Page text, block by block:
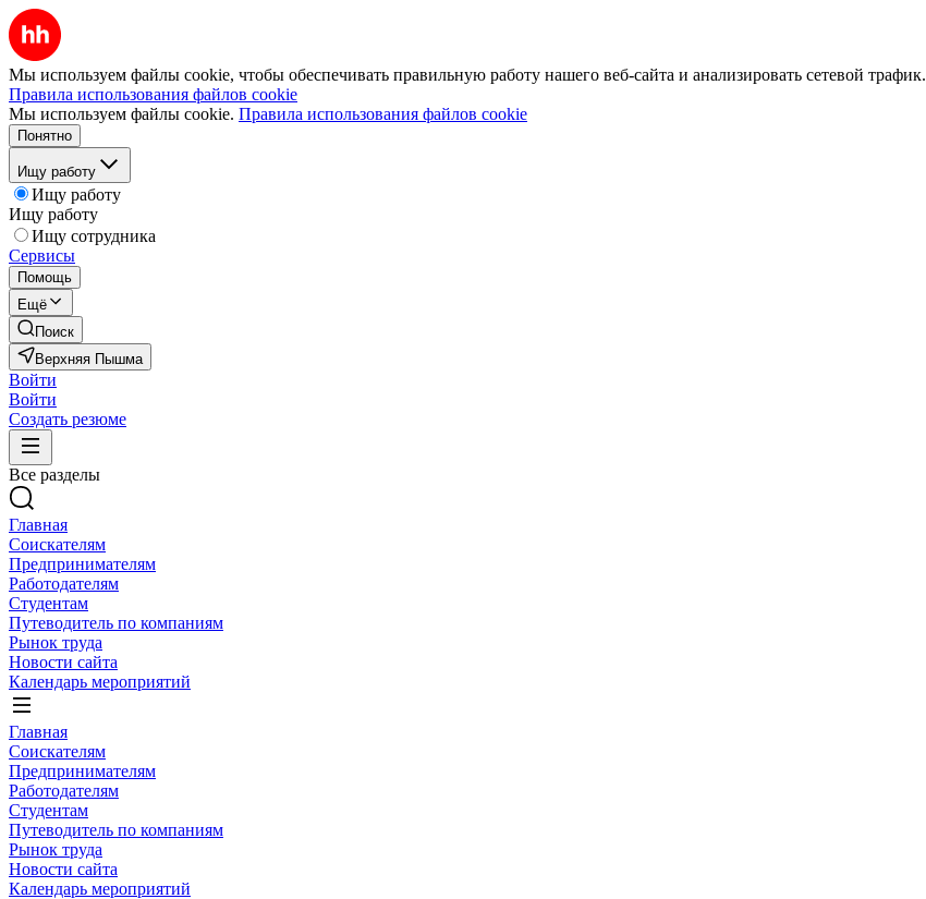
Мы используем файлы cookie, чтобы обеспечивать правильную работу нашего веб-сайта и анализировать сетевой трафик.
Правила использования файлов cookie
Мы используем файлы cookie. Правила использования файлов cookie
Понятно
Ищу работу
Ищу работу
Ищу работу
Ищу сотрудника
Сервисы
Помощь
Ещё
Поиск
Верхняя Пышма
Войти
Войти
Создать резюме
Все разделы
Главная
Соискателям
Предпринимателям
Работодателям
Студентам
Путеводитель по компаниям
Рынок труда
Новости сайта
Календарь мероприятий
Главная
Соискателям
Предпринимателям
Работодателям
Студентам
Путеводитель по компаниям
Рынок труда
Новости сайта
Календарь мероприятий